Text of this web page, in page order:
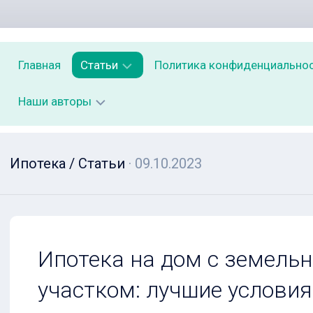
Главная Статьи
Что
чтоб
одобрили
Интерьер
косметического
ремонта
Политика
Наши авторы
Волкова
Балашов
Ипотека / Статьи · 09.10.2023
Ипотека на дом с
участком: лучшие условия